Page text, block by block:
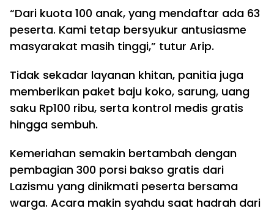
“Dari kuota 100 anak, yang mendaftar ada 63
peserta. Kami tetap bersyukur antusiasme
masyarakat masih tinggi,” tutur Arip.
Tidak sekadar layanan khitan, panitia juga
memberikan paket baju koko, sarung, uang
saku Rp100 ribu, serta kontrol medis gratis
hingga sembuh.
Kemeriahan semakin bertambah dengan
pembagian 300 porsi bakso gratis dari
Lazismu yang dinikmati peserta bersama
warga. Acara makin syahdu saat hadrah dari